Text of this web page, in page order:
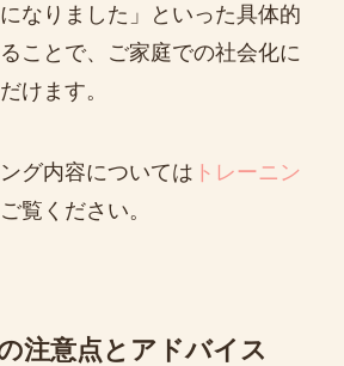
なりました」といった具体的
ことで、ご家庭での社会化に
けます。
グ内容については トレーニン
覧ください。
注意点とアドバイス